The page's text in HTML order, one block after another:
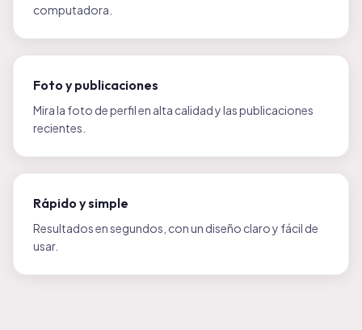
computadora.
Foto y publicaciones
Mira la foto de perfil en alta calidad y las publicaciones
recientes.
Rápido y simple
Resultados en segundos, con un diseño claro y fácil de
usar.